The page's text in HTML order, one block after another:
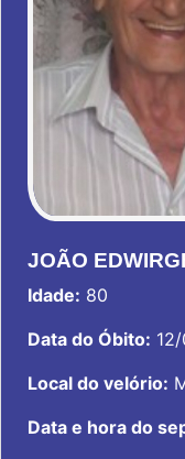
JOÃO
Idade: 80
Data do Óbito:
Local do velório:
Data e hora do